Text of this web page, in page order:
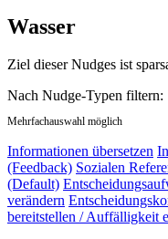
Wasser
Ziel dieser Nudges ist
Nach Nudge-Typen filtern:
Mehrfachauswahl möglich
Informationen übersetzen
(Feedback) Sozialen
(Default)
verändern
bereitstellen / Auffälligkeit